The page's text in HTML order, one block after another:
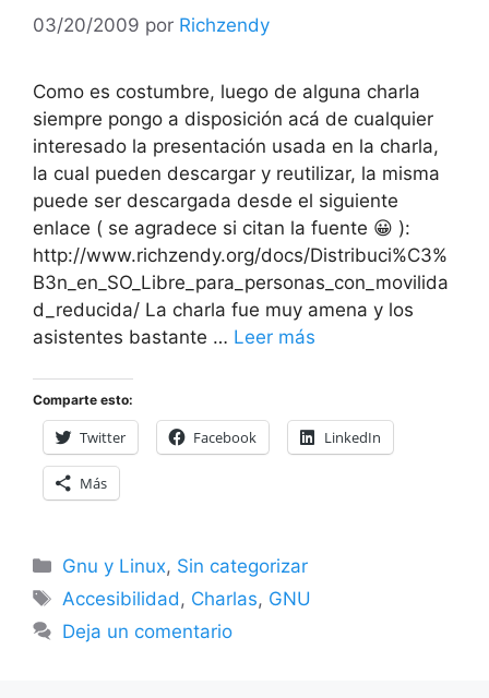
03/20/2009 por Richzendy
Como es costumbre, luego de alguna charla
siempre pongo a disposición acá de cualquier
interesado la presentación usada en la charla,
la cual pueden descargar y reutilizar, la misma
puede ser descargada desde el siguiente
enlace ( se agradece si citan la fuente 😀 ):
http://www.richzendy.org/docs/Distribuci%C3%
B3n_en_SO_Libre_para_personas_con_movilida
d_reducida/ La charla fue muy amena y los
asistentes bastante … Leer más
Comparte esto:
Twitter Facebook LinkedIn
Más
Categorías
Gnu y Linux, Sin categorizar
Etiquetas
Accesibilidad, Charlas, GNU
Deja un comentario